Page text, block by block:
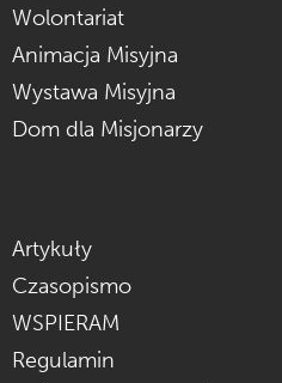
Wolontariat
Animacja Misyjna
Wystawa Misyjna
Dom dla Misjonarzy
Artykuły
Czasopismo
WSPIERAM
Regulamin